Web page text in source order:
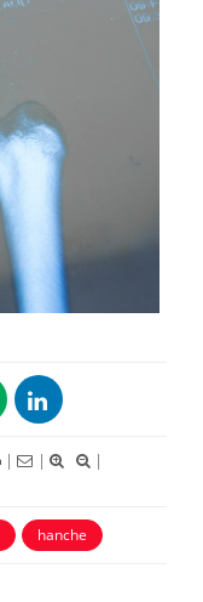
| |
|
hanche